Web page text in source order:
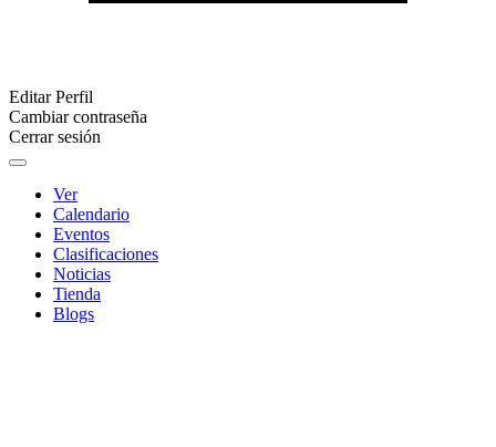
Editar Perfil
Cambiar contraseña
Cerrar sesión
Ver
Calendario
Eventos
Clasificaciones
Noticias
Tienda
Blogs